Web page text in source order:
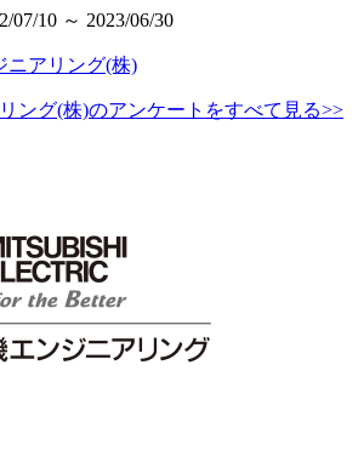
07/10 ～ 2023/06/30
ニアリング(株)
ング(株)のアンケートをすべて見る>>